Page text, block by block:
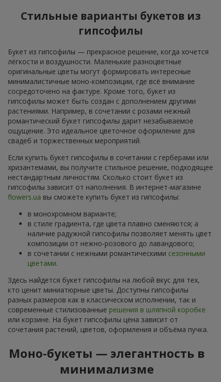
Стильные варианты букетов из
гипсофилы
Букет из гипсофилы — прекрасное решение, когда хочется
лёгкости и воздушности. Маленькие разноцветные
оригинальные цветы могут формировать интересные
минималистичные моно-композиции, где всё внимание
сосредоточено на фактуре. Кроме того, букет из
гипсофилы может быть создан с дополнением другими
растениями. Например, в сочетании с розами нежный
романтический букет гипсофилы дарит незабываемое
ощущение. Это идеальное цветочное оформление для
свадеб и торжественных мероприятий.
Если купить букет гипсофилы в сочетании с герберами или
хризантемами, вы получите стильное решение, подходящее
нестандартным личностям. Сколько стоит букет из
гипсофилы зависит от наполнения. В интернет-магазине
flowers.ua вы сможете купить букет из гипсофилы:
в монохромном варианте;
в стиле градиента, где цвета плавно сменяются; а
наличие радужной гипсофилы позволяет менять цвет
композиции от нежно-розового до лавандового;
в сочетании с нежными романтическими сезонными
цветами.
Здесь найдется букет гипсофилы на любой вкус для тех,
кто ценит миниатюрные цветы. Доступны гипсофилы
разных размеров как в классическом исполнении, так и
современные стилизованные решения в шляпной коробке
или корзине. На букет гипсофилы цена зависит от
сочетания растений, цветов, оформления и объёма пучка.
Моно-букеты — элегантность в
минимализме